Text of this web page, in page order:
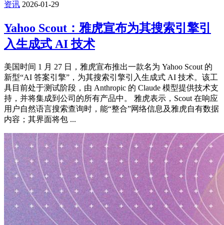
资讯 2026-01-29
Yahoo Scout：雅虎宣布为其搜索引擎引
入生成式 AI 技术
美国时间 1 月 27 日，雅虎宣布推出一款名为 Yahoo Scout 的
新型“AI 答案引擎”，为其搜索引擎引入生成式 AI 技术。该工
具目前处于测试阶段，由 Anthropic 的 Claude 模型提供技术支
持，并将集成到公司的所有产品中。 雅虎表示，Scout 在响应
用户自然语言搜索查询时，能“整合”网络信息及雅虎自有数据
内容；其界面将包 ...